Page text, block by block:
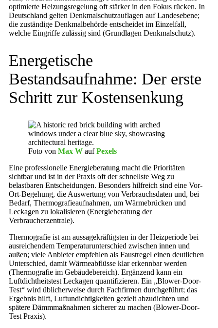
optimierte Heizungsregelung oft stärker in den Fokus rücken. In
Deutschland gelten Denkmalschutzauflagen auf Landesebene;
die zuständige Denkmalbehörde entscheidet im Einzelfall,
welche Eingriffe zulässig sind (Grundlagen Denkmalschutz).
Energetische
Bestandsaufnahme: Der erste
Schritt zur Kostensenkung
Foto von Max W aufPexels
Eine professionelle Energieberatung macht die Prioritäten
sichtbar und ist in der Praxis oft der schnellste Weg zu
belastbaren Entscheidungen. Besonders hilfreich sind eine Vor-
Ort-Begehung, die Auswertung von Verbrauchsdaten und, bei
Bedarf, Thermografieaufnahmen, um Wärmebrücken und
Leckagen zu lokalisieren (Energieberatung der
Verbraucherzentrale).
Thermografie ist am aussagekräftigsten in der Heizperiode bei
ausreichendem Temperaturunterschied zwischen innen und
außen; viele Anbieter empfehlen als Faustregel einen deutlichen
Unterschied, damit Wärmeabflüsse klar erkennbar werden
(Thermografie im Gebäudebereich). Ergänzend kann ein
Luftdichtheitstest Leckagen quantifizieren. Ein „Blower-Door-
Test“ wird üblicherweise durch Fachfirmen durchgeführt; das
Ergebnis hilft, Luftundichtigkeiten gezielt abzudichten und
spätere Dämmmaßnahmen sicherer zu machen (Blower-Door-
Test Praxis).